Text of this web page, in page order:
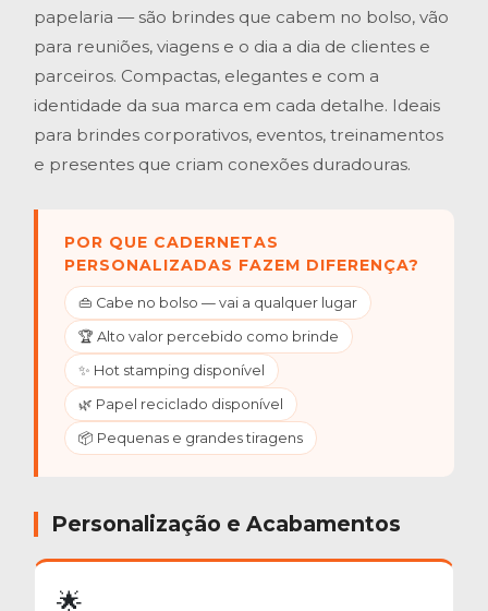
papelaria — são brindes que cabem no bolso, vão
para reuniões, viagens e o dia a dia de clientes e
parceiros. Compactas, elegantes e com a
identidade da sua marca em cada detalhe. Ideais
para brindes corporativos, eventos, treinamentos
e presentes que criam conexões duradouras.
POR QUE CADERNETAS
PERSONALIZADAS FAZEM DIFERENÇA?
👜 Cabe no bolso — vai a qualquer lugar
🏆 Alto valor percebido como brinde
✨ Hot stamping disponível
🌿 Papel reciclado disponível
📦 Pequenas e grandes tiragens
Personalização e Acabamentos
🌟